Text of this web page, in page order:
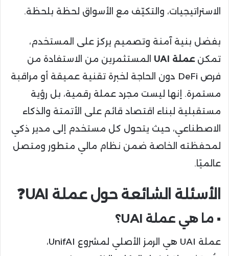
الاستراتيجيات، والتكيّف مع الأسواق لحظة بلحظة.
بفضل بنية آمنة وتصميم يركز على المستخدم،
تمكنعملة UAI
المستثمرين من الاستفادة من
فرص DeFi دون الحاجة لخبرة تقنية عميقة أو مراقبة
مستمرة. إنها ليست مجرد عملة رقمية، بل رؤية
مستقبلية لبناء اقتصاد قائم على الأتمتة والذكاء
الاصطناعي، حيث يتحول كل مستخدم إلى مدير ذكي
لمحفظته الخاصة ضمن نظام مالي متطور ومتصل
عالميًا.
الأسئلة الشائعة حول عملة UAI❓️
▪️ ما هي عملة UAI؟
عملة UAI هي الرمز الأصلي لمشروع UnifAI،